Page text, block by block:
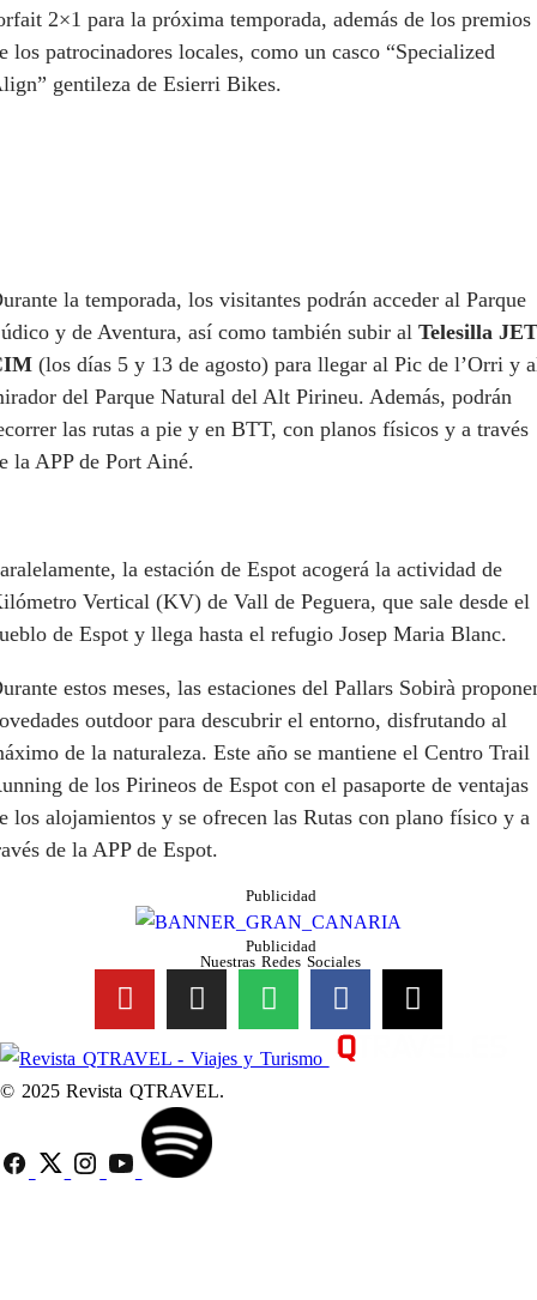
2×1 para la próxima temporada, además de los premios
los patrocinadores locales, como un casco “Specialized
gentileza de Esierri Bikes.
la temporada, los visitantes podrán acceder al Parque
y de Aventura, así como también subir al Telesilla JET
(los días 5 y 13 de agosto) para llegar al Pic de l’Orri y
del Parque Natural del Alt Pirineu. Además, podrán
las rutas a pie y en BTT, con planos físicos y a través
la APP de Port Ainé.
la estación de Espot acogerá la actividad de
Vertical (KV) de Vall de Peguera, que sale desde el
de Espot y llega hasta el refugio Josep Maria Blanc.
estos meses, las estaciones del Pallars Sobirà
outdoor para descubrir el entorno, disfrutando al
de la naturaleza. Este año se mantiene el Centro Trail
de los Pirineos de Espot con el pasaporte de ventajas
los alojamientos y se ofrecen las Rutas con plano físico y a
de la APP de Espot.
Publicidad
Publicidad
Nuestras Redes Sociales
© 2025 Revista QTRAVEL.